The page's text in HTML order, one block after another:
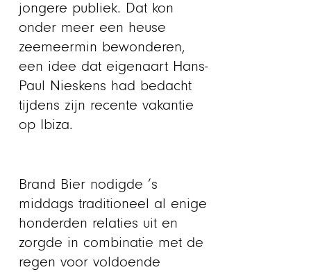
jongere publiek. Dat kon
onder meer een heuse
zeemeermin bewonderen,
een idee dat eigenaart Hans-
Paul Nieskens had bedacht
tijdens zijn recente vakantie
op Ibiza.
Brand Bier nodigde ’s
middags traditioneel al enige
honderden relaties uit en
zorgde in combinatie met de
regen voor voldoende